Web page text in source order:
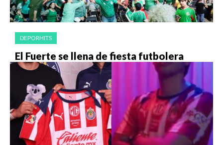
DEPORHITS
El Fuerte se llena de fiesta futbolera